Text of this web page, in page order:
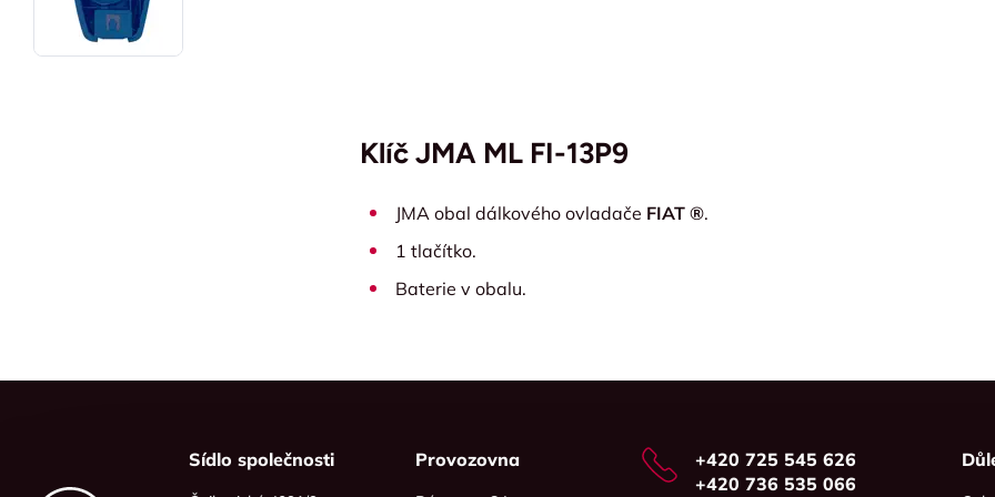
Klíč JMA ML FI-13P9
JMA obal dálkového ovladače FIAT ®.
1 tlačítko.
Baterie v obalu.
Sídlo společnosti Provozovna
+420 725 545 626
+420 736 535 066